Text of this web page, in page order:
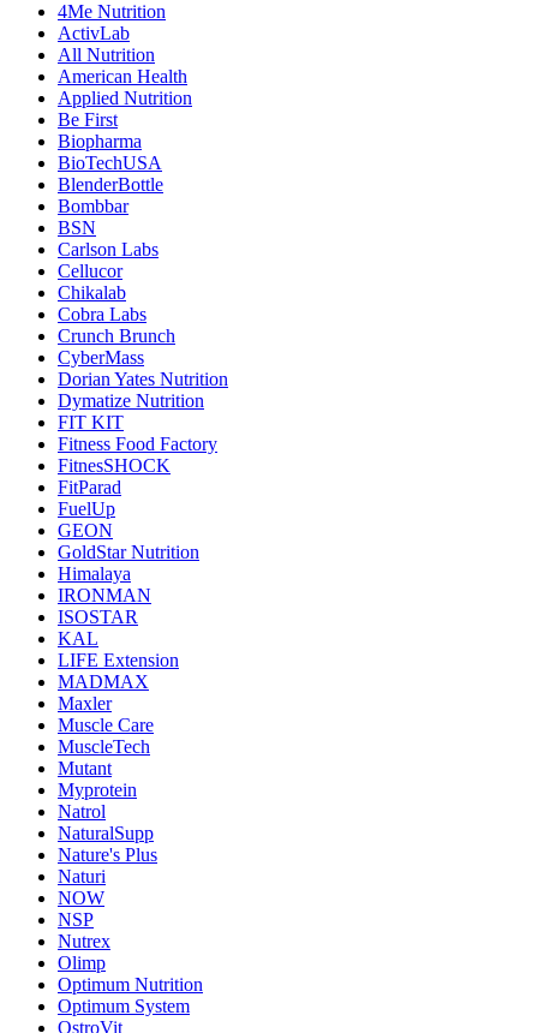
4Me Nutrition
ActivLab
All Nutrition
American Health
Applied Nutrition
Be First
Biopharma
BioTechUSA
BlenderBottle
Bombbar
BSN
Carlson Labs
Cellucor
Chikalab
Cobra Labs
Crunch Brunch
CyberMass
Dorian Yates Nutrition
Dymatize Nutrition
FIT KIT
Fitness Food Factory
FitnesSHOCK
FitParad
FuelUp
GEON
GoldStar Nutrition
Himalaya
IRONMAN
ISOSTAR
KAL
LIFE Extension
MADMAX
Maxler
Muscle Care
MuscleTech
Mutant
Myprotein
Natrol
NaturalSupp
Nature's Plus
Naturi
NOW
NSP
Nutrex
Olimp
Optimum Nutrition
Optimum System
OstroVit